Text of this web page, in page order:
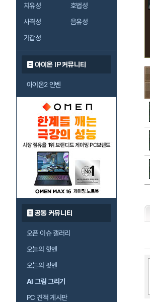
치유성
호법성
사격성
음유성
기갑성
아이온 IP 커뮤니티
아이온2 인벤
공통 커뮤니티
오픈 이슈 갤러리
오늘의 핫벤
오늘의 팟벤
AI 그림 그리기
PC 견적 게시판